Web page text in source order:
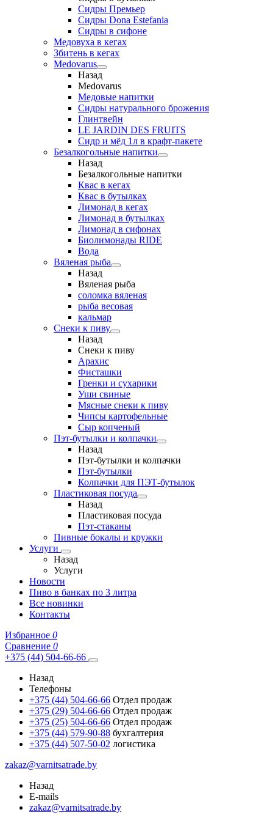
Сидры Премьер
Сидры Dona Estefania
Сидры в сифоне
Медовуха в кегах
Збитень в кегах
Medovarus
Назад
Medovarus
Медовые напитки
Сидры натурального брожения
Глинтвейн
LE JARDIN DES FRUITS
Сидр и мёд 1л в крафт-пакете
Безалкогольные напитки
Назад
Безалкогольные напитки
Квас в кегах
Квас в бутылках
Лимонад в кегах
Лимонад в бутылках
Лимонад в сифонах
Биолимонады RIDE
Вода
Вяленая рыба
Назад
Вяленая рыба
соломка вяленая
рыба весовая
кальмар
Снеки к пиву
Назад
Снеки к пиву
Арахис
Фисташки
Гренки и сухарики
Уши свиные
Мясные снеки к пиву
Чипсы картофельные
Сыр копченый
Пэт-бутылки и колпачки
Назад
Пэт-бутылки и колпачки
Пэт-бутылки
Колпачки для ПЭТ-бутылок
Пластиковая посуда
Назад
Пластиковая посуда
Пэт-стаканы
Пивные бокалы и кружки
Услуги
Назад
Услуги
Новости
Пиво в банках по 3 литра
Все новинки
Контакты
Избранное 0
Сравнение 0
+375 (44) 504-66-66
Назад
Телефоны
+375 (44) 504-66-66 Отдел продаж
+375 (29) 504-66-66 Отдел продаж
+375 (25) 504-66-66 Отдел продаж
+375 (44) 579-90-88 бухгалтерия
+375 (44) 507-50-02 логистика
zakaz@varnitsatrade.by
Назад
E-mails
zakaz@varnitsatrade.by